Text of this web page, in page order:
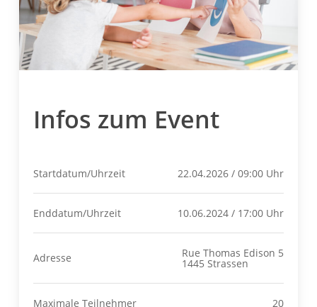
Infos zum Event
Startdatum/Uhrzeit 22.04.2026 / 09:00 Uhr
Enddatum/Uhrzeit 10.06.2024 / 17:00 Uhr
Adresse Rue Thomas Edison 5
1445 Strassen
Maximale Teilnehmer 20